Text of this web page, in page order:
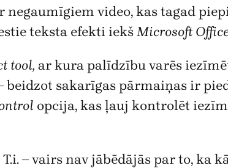
negaumīgiem video, kas tagad
teksta efekti iekšMicrosoft
tool, ar kura palīdzību varēs
beidzot sakarīgas pārmaiņas ir
opcija, kas ļauj kontrolēt
T.i. – vairs nav jābēdājās par to, ka